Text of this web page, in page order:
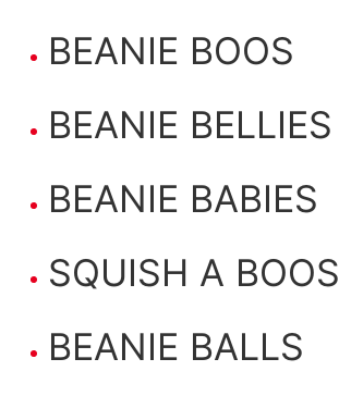
BEANIE BOOS
BEANIE BELLIES
BEANIE BABIES
SQUISH A BOOS
BEANIE BALLS